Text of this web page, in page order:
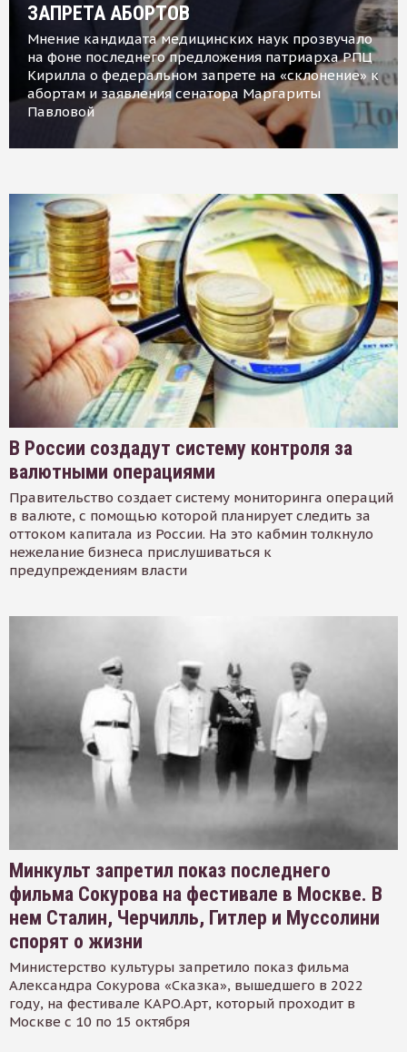
ЗАПРЕТА АБОРТОВ
Мнение кандидата медицинских наук прозвучало
на фоне последнего предложения патриарха РПЦ
Кирилла о федеральном запрете на «склонение» к
абортам и заявления сенатора Маргариты
Павловой
В России создадут систему контроля за
валютными операциями
Правительство создает систему мониторинга операций
в валюте, с помощью которой планирует следить за
оттоком капитала из России. На это кабмин толкнуло
нежелание бизнеса прислушиваться к
предупреждениям власти
Минкульт запретил показ последнего
фильма Сокурова на фестивале в Москве. В
нем Сталин, Черчилль, Гитлер и Муссолини
спорят о жизни
Министерство культуры запретило показ фильма
Александра Сокурова «Сказка», вышедшего в 2022
году, на фестивале КАРО.Арт, который проходит в
Москве с 10 по 15 октября